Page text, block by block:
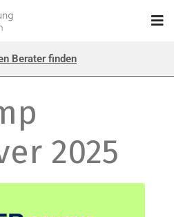
Berater finden
2025